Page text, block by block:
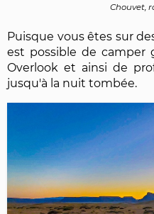
Chouvet,
Puisque vous êtes sur
est possible de camper
Overlook et ainsi de
jusqu'à la nuit tombée.